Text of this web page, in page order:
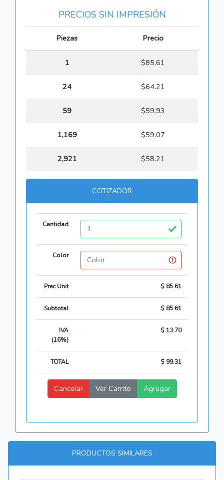
PRECIOS SIN IMPRESIÓN
Piezas Precio
1 $85.61
24 $64.21
59 $59.93
1,169 $59.07
2,921 $58.21
COTIZADOR
Cantidad
Color
Prec Unit $ 85.61
Subtotal $ 85.61
IVA
(16%)
$ 13.70
TOTAL $ 99.31
Cancelar Ver Carrito Agregar
PRODUCTOS SIMILARES